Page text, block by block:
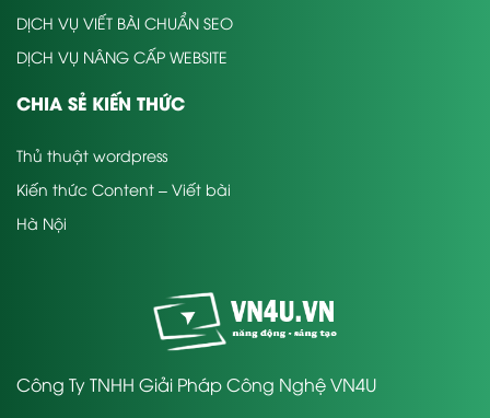
DỊCH VỤ VIẾT BÀI CHUẨN SEO
DỊCH VỤ NÂNG CẤP WEBSITE
CHIA SẺ KIẾN THỨC
Thủ thuật wordpress
Kiến thức Content – Viết bài
Hà Nội
Công Ty TNHH Giải Pháp Công Nghệ VN4U